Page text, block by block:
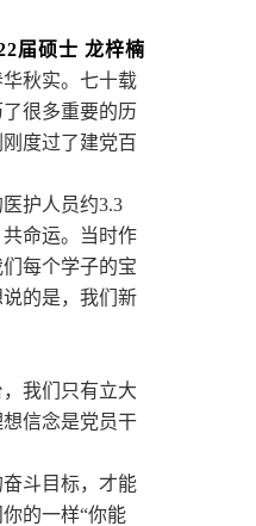
届硕士 龙梓楠
秋实。七十载
很多重要的历
度过了建党百
护人员约3.3
命运。
当时作
每个学子的宝
的是，我们新
我们只有立大
信念是党员干
斗目标，才能
的一样“你能